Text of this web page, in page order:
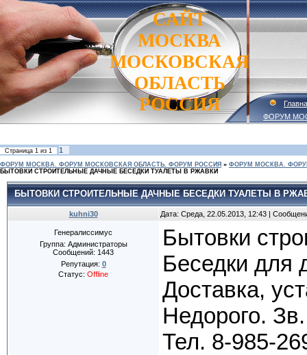
САЙТ
МОСКВА
МОСКОВСКАЯ
ОБЛАСТЬ
РОССИЯ
ФОРУМ
Страница 1 из 1 1
ФОРУМ МОСКВА. ФОРУМ МОСКОВСКАЯ ОБЛАСТЬ. ФОРУМ РОССИЯ » ФОРУМ МОСКВА.
БЫТОВКИ СТРОИТЕЛЬНЫЕ ДАЧНЫЕ БЕСЕДКИ ТУАЛЕТЫ В РЖАВКИ
БЫТОВКИ СТРОИТЕЛЬНЫЕ ДАЧНЫЕ БЕСЕДКИ ТУАЛЕТЫ В
kuhni30 Дата: Среда, 22.05.2013, 12:43 |
Генералиссимус
Группа: Администраторы
Сообщений: 1443
Репутация: 0
Статус: Offline
Бытовки
Беседки для
Доставка,
Недорого.
Тел. 8-985-